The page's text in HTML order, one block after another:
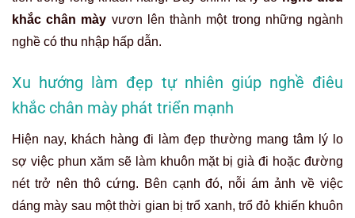
khắc chân mày vươn lên thành một trong những ngành
nghề có thu nhập hấp dẫn.
Xu hướng làm đẹp tự nhiên giúp nghề điêu
khắc chân mày phát triển mạnh
Hiện nay, khách hàng đi làm đẹp thường mang tâm lý lo
sợ việc phun xăm sẽ làm khuôn mặt bị già đi hoặc đường
nét trở nên thô cứng. Bên cạnh đó, nỗi ám ảnh về việc
dáng mày sau một thời gian bị trổ xanh, trổ đỏ khiến khuôn